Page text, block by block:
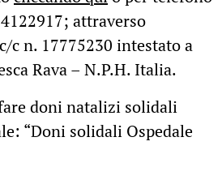
attraverso
c n. 17775230 intestato a
Rava – N.P.H. Italia.
doni natalizi solidali
“Doni solidali Ospedale